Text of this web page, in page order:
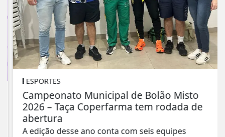
ESPORTES
Campeonato Municipal de Bolão Misto
2026 – Taça Coperfarma tem rodada de
abertura
A edição desse ano conta com seis equipes